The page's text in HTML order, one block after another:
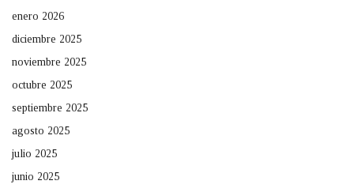
enero 2026
diciembre 2025
noviembre 2025
octubre 2025
septiembre 2025
agosto 2025
julio 2025
junio 2025